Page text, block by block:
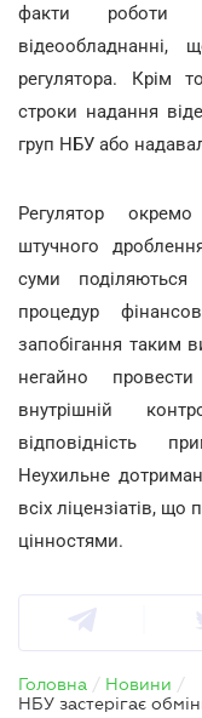
факти роботи
регулятора. Крім
строки надання
груп НБУ або
Регулятор
штучного
суми
процедур
запобігання таким
негайно
внутрішній
відповідність
Неухильне
всіх ліцензіатів,
цінностями.
Головна / Новини /